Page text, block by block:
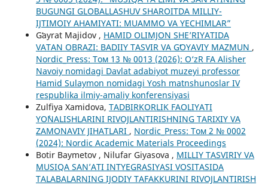
BUGUNGI GLOBALLASHUV SHAROITDA MILLIY-
IJTIMOIY AHAMIYATI: MUAMMO VA YECHIMLAR”
Gʻayrat Majidov , HAMID OLIMJON SHE’RIYATIDA
VATAN OBRAZI: BADIIY TASVIR VA GʻOYAVIY MAZMUN ,
Nordic_Press: Том 13 № 0013 (2026): O‘zR FA Alisher
Navoiy nomidagi Davlat adabiyot muzeyi professor
Hamid Sulaymon nomidagi Yosh matnshunoslar IV
respublika ilmiy-amaliy konferensiyasi
Zulfiya Xamidova, TADBIRKORLIK FAOLIYATI
YO`NALISHLARINI RIVOJLANTIRISHNING TARIXIY VA
ZAMONAVIY JIHATLARI , Nordic_Press: Том 2 № 0002
(2024): Nordic Academic Materials Proceedings
Botir Baymetov , Nilufar Giyasova , MILLIY TASVIRIY VA
MUSIQA SAN’ATI INTYEGRASIYASI VOSITASIDA
TALABALARNING IJODIY TAFAKKURINI RIVOJLANTIRISH